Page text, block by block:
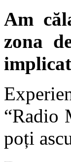
Am
zona
“Radio
poți